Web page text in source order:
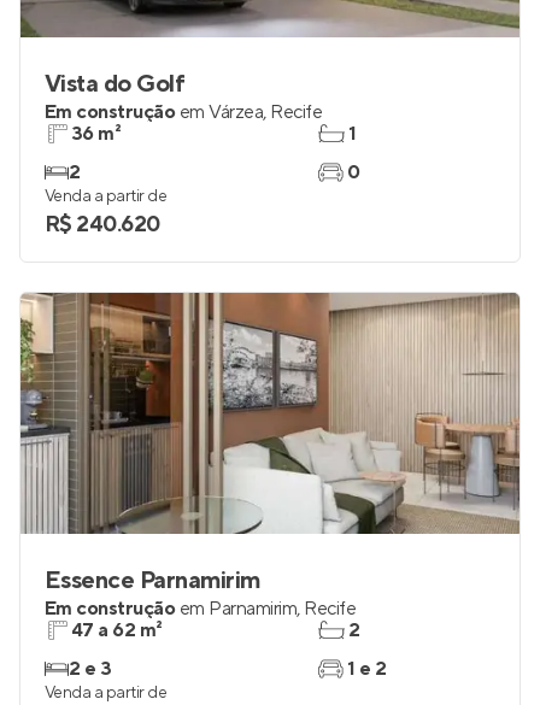
Vista do Golf
Em construção em Várzea, Recife
36 m²
2
1
0
Venda a partir de
R$ 240.620
Essence Parnamirim
Em construção em Parnamirim, Recife
47 a 62 m²
2 e 3
2
1 e 2
Venda a partir de